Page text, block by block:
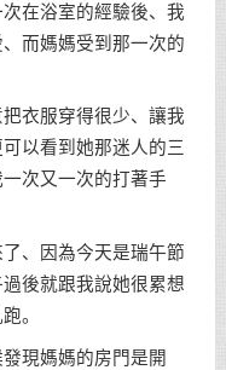
在浴室的經驗後、我
而媽媽受到那一次的
衣服穿得很少、讓我
以看到她那迷人的三
次又一次的打著手
、因為今天是瑞午節
後就跟我說她很累想
。
現媽媽的房門是開